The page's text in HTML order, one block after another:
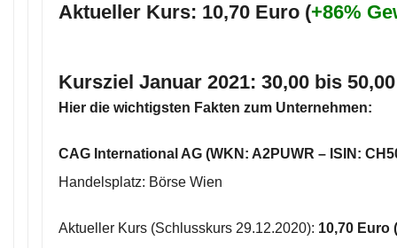
Aktueller Kurs: 10,70 Euro (+86%
Kursziel Januar 2021: 30,00 bis
Hier die wichtigsten Fakten zum Unternehmen:
CAG International AG (WKN: A2PUWR – ISIN:
Handelsplatz: Börse Wien
Aktueller Kurs (Schlusskurs 29.12.2020): 10,70 Euro (